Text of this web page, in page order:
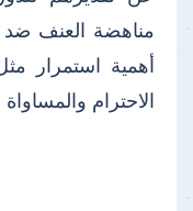
مناهضة العنف ضد
أهمية استمرار
الاحترام